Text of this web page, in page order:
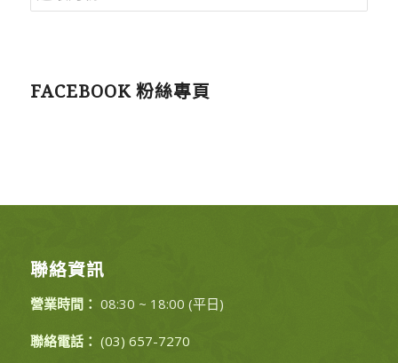
FACEBOOK 粉絲專頁
聯絡資訊
營業時間： 08:30 ~ 18:00 (平日)
聯絡電話： (03) 657-7270